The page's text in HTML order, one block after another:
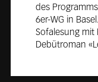
des
6er-WG in
Sofalesung mit
Debütroman